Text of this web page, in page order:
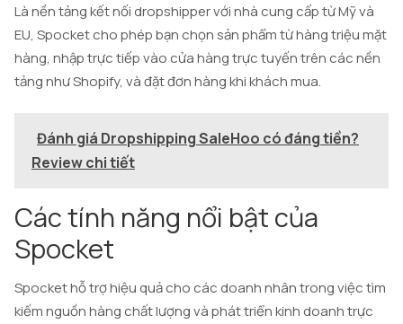
Là nền tảng kết nối dropshipper với nhà cung cấp từ Mỹ và
EU, Spocket cho phép bạn chọn sản phẩm từ hàng triệu mặt
hàng, nhập trực tiếp vào cửa hàng trực tuyến trên các nền
tảng như Shopify, và đặt đơn hàng khi khách mua.
Đánh giá Dropshipping SaleHoo có đáng tiền?
Review chi tiết
Các tính năng nổi bật của
Spocket
Spocket hỗ trợ hiệu quả cho các doanh nhân trong việc tìm
kiếm nguồn hàng chất lượng và phát triển kinh doanh trực